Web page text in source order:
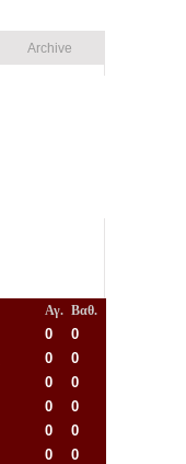
Archive
Αγ. Βαθ.
0
0
0
0
0
0
0
0
0
0
0
0